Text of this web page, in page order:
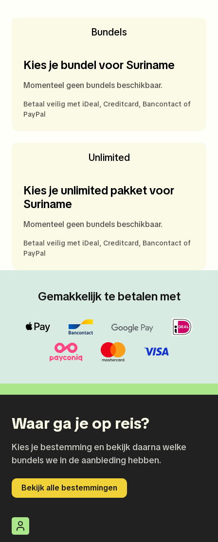
Bundels
Kies je bundel voor Suriname
Momenteel geen bundels beschikbaar.
Betaal veilig met iDeal, Creditcard, Bancontact of
PayPal
Unlimited
Kies je unlimited pakket voor
Suriname
Momenteel geen bundels beschikbaar.
Betaal veilig met iDeal, Creditcard, Bancontact of
PayPal
Gemakkelijk te betalen met
Waar ga je op reis?
Kies je bestemming en bekijk daarna welke
bundels we in de aanbieding hebben.
Bekijk alle bestemmingen